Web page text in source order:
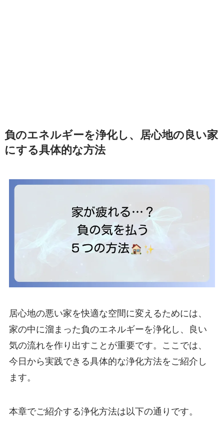
負のエネルギーを浄化し、居心地の良い家
にする具体的な方法
居心地の悪い家を快適な空間に変えるためには、
家の中に溜まった負のエネルギーを浄化し、良い
気の流れを作り出すことが重要です。ここでは、
今日から実践できる具体的な浄化方法をご紹介し
ます。
本章でご紹介する浄化方法は以下の通りです。